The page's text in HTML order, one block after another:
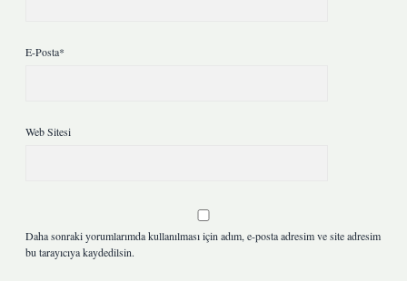
E-Posta*
Web Sitesi
Daha sonraki yorumlarımda kullanılması için adım, e-posta adresim ve site adresim
bu tarayıcıya kaydedilsin.